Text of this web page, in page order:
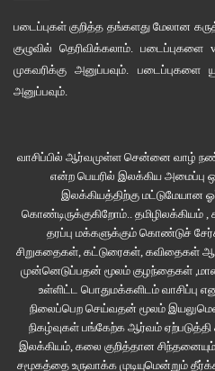
படைப்புகள் குறித்த தங்களது மேலான
குழுவில் தெரிவிக்கலாம். படைப்புகளை
முகவரிக்கு அனுப்பவும். படைப்புகளை
அனுப்பவும்.
வாசிப்பில் ஆர்வமுள்ள சென்னை வாழ்
என்ற பெயரில் இலக்கிய அமைப்பு
இலக்கியத்திற்கு மட்டுமேயான
கொண்டிருக்குகிறோம்..
தரப்பு மக்களுக்கும் கொண்டுச்
சிறுகதைகள், கட்டுரைகள், கவிதைகள்
முன்னெடுப்பதன் மூலம் குழந்தைகள்
உள்ளிட்ட பொதுமக்களிடம்
நிலைப்பெற செய்வதன் மூலம்
நிகழ்வுகள் பங்கேற்க ஆர்வம்
இலக்கியம், கலை குறித்தான
சமூகத்தை உருவாக்க முடியுமென்றும்